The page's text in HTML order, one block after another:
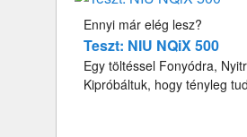
Ennyi már elég lesz?
Teszt: NIU NQiX 500
Egy töltéssel Fonyódra,
Kipróbáltuk, hogy tényleg